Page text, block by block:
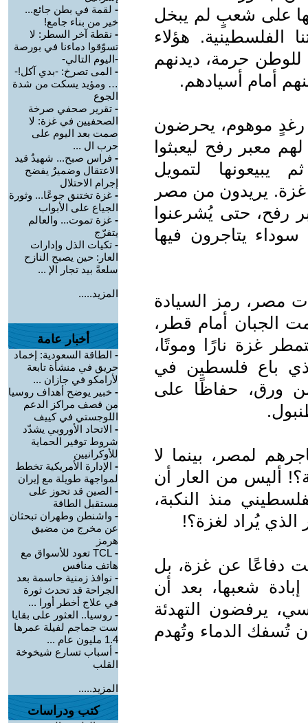
على شعبٍ لم يبخل
الفلسطينية. هؤلاء
للوطن حرمة، ديدنهم
أمام أسيادهم.
موهوم، يحرضون
معبر رفح ليعبثوا
يبيعونها لتمويل
غزة. يريدون من مصر
رفح، حتى يُشرعنوا
يتاجرون فيها
مصر، رمز السيادة
الجبان أمام قطر،
غزة نارًا وموتًا،
باع فلسطين في
ورق، حفاظًا على
لمصر، بينما لا
أليس من العار أن
منذ النكبة،
يُراد لغزة؟!
دفاعًا عن غزة، بل
شعبها، بعد أن
يرفضون التهدئة
تُسفك الدماء وتُهدم
- لقمة في بطن جائع...
خير من بناء جامع!
- نقطة آخر السطر: لا
تسوّقوا دماءنا في بورصة
-اليوم التالي-
- المى تصرخ: -بدي آكل!-
… ومؤيد يسكت من شدة
الجوع
- تقرير صحفي صرخة
الصحفيين في غزة: لا
صمت بعد اليوم على
حرب ال ...
- فراس صبح... شهيدٌ قيد
الاعتقال وضميرٌ يفضح
إجرام الاحتلال
- غزة تختنق جوعًا... وثورة
الجياع على الأبواب
- غزة تموت... والعالم
يتفرّج
- تكيات الذل وإدارات
العار: حين يصبح النازح
سلعةً بيد تجار الإ ...
المزيد.....
أخبار عامة
- الطاقة السعودية: إخماد
حريق في منشأة تابعة
لأرامكو في جازان ...
- خبير يوضح أهداف روسيا
من قصف مراكز الدعم
اللوجستي في كييف
- الاتحاد الأوروبي يشدّد
شروط توفير الحماية
للأوكرانيين
- الإدارة الأمريكية تخطط
لمواجهة طويلة مع إيران
- الصين قد تحوز على
مستقبل الطاقة
- واشنطن وطهران تبحثان
عن مخرج من مضيق
هرمز
-
TCL تعود للأسواق مع
هاتف منافس
- نوافذ زمنية حاسمة بعد
الجراحة قد تحدث ثورة
في علاج أخطر أورا ...
- روسيا.. العثور على بقايا
ست جماجم لفيلة عمرها
1.4 مليون عام ...
- أسباب تسارع شيخوخة
القلب
المزيد.....
كتب ودراسات